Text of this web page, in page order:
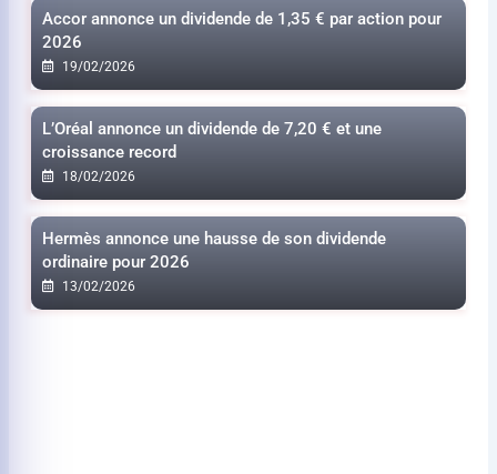
Accor annonce un dividende de 1,35 € par action pour
2026
19/02/2026
L’Oréal annonce un dividende de7,20 € et une
croissance record
18/02/2026
Hermès annonce une hausse de son dividende
ordinaire pour 2026
13/02/2026